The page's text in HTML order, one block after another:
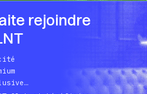
rejoindre